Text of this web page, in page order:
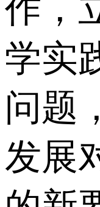
作，
学实
问题
发展